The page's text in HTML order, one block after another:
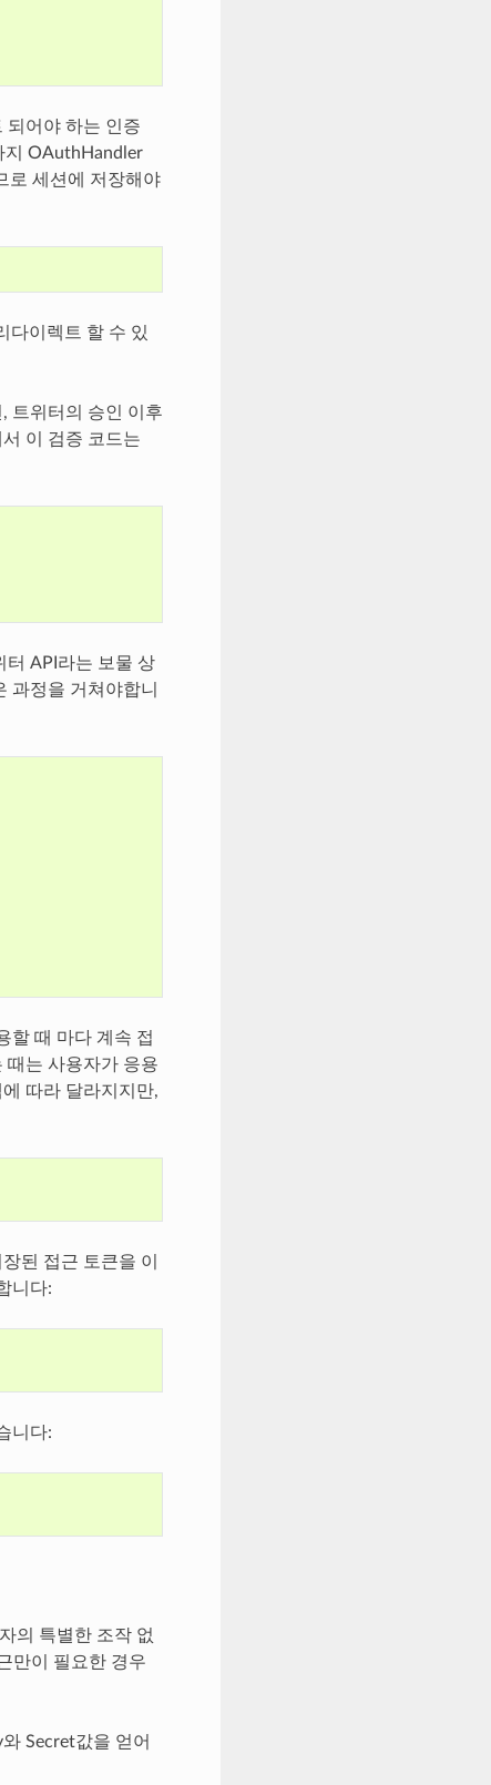
되어야 하는 인증
지 OAuthHandler
로 세션에 저장해야
다이렉트 할 수 있
트위터의 승인 이후
이 검증 코드는
터 API라는 보물 상
과정을 거쳐야합니
할 때 마다 계속 접
때는 사용자가 응용
따라 달라지지만,
된 접근 토큰을 이
니다:
니다:
의 특별한 조작 없
만이 필요한 경우
Secret값을 얻어